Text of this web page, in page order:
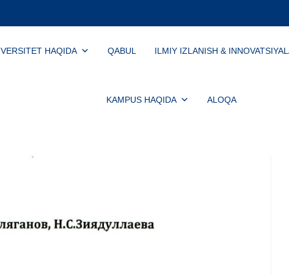
HAQIDA QABUL ILMIY IZLANISH &
KAMPUS HAQIDA ALOQA